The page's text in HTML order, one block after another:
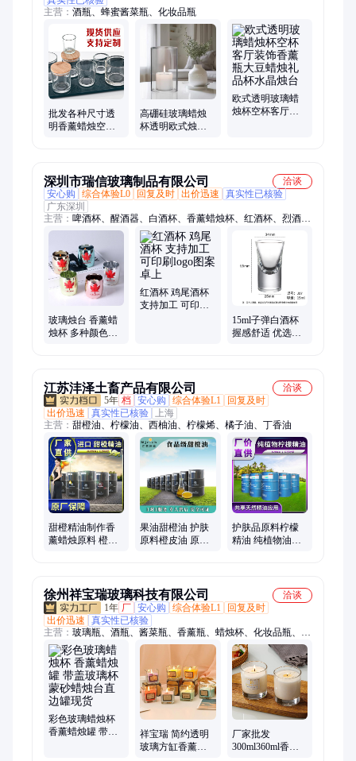
主营： 酒瓶、蜂蜜酱菜瓶、化妆品瓶
批发各种尺寸透
明香薰蜡烛空杯
高硼硅玻璃蜡烛
杯透明欧式烛台
欧式透明玻璃蜡
烛杯空杯客厅装
深圳市瑞信玻璃制品有限公司
洽谈
安心购
综合体验L0 回复及时 出价迅速
真实性已核验
广东深圳
主营： 啤酒杯、醒酒器、白酒杯、香薰蜡烛杯、红酒杯、烈酒
杯、高脚杯、玻璃杯、婚礼水晶、无铅水晶、玻璃酒杯、无铅玻
璃、玻璃花瓶、玻璃果盘、水晶玻璃、玻璃水杯、欧式饮料杯、
斜口倒酒器、威士忌酒杯、带刻度七字、玻璃水晶杯、高硼硅牛
奶杯、鸡尾酒杯餐厅、快速醒酒器、小洋酒杯、花瓣酒樽
玻璃烛台 香薰蜡
烛杯 多种颜色可
红酒杯 鸡尾酒杯
支持加工 可印刷
15ml子弹白酒杯
握感舒适 优选材
江苏沣泽土畜产品有限公司
洽谈
5年 档 安心购 综合体验L1
回复及时
出价迅速
真实性已核验
上海
主营： 甜橙油、柠檬油、西柚油、柠檬烯、橘子油、丁香油
甜橙精油制作香
薰蜡烛原料 橙油
果油甜橙油 护肤
原料橙皮油 原装
护肤品原料柠檬
精油 纯植物油生
徐州祥宝瑞玻璃科技有限公司
洽谈
1年 厂 安心购 综合体验L1
回复及时
出价迅速
真实性已核验
主营： 玻璃瓶、酒瓶、酱菜瓶、香薰瓶、蜡烛杯、化妆品瓶、食
品包装瓶、胶囊瓶、饮料瓶、橄榄油瓶、燕窝瓶、储物罐、膏霜
瓶、洗手液瓶、喷雾瓶、咖啡瓶、奶瓶、水杯、精油瓶
彩色玻璃蜡烛杯
香薰蜡烛罐 带盖
祥宝瑞 简约透明
玻璃方缸香薰蜡
厂家批发
300ml360ml香薰